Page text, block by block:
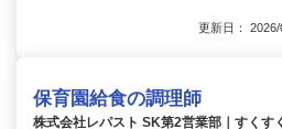
更新日：
保育園給食の調理師
株式会社レパスト SK第2営業部｜すくす